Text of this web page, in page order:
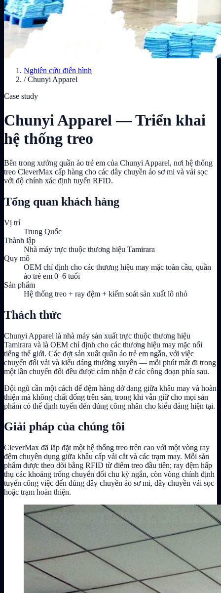
Nghiên cứu điển hình
/ Chunyi Apparel
Case study
Chunyi Apparel — Triển khai
hệ thống treo
Bên trong xưởng quần áo trẻ em của Chunyi Apparel, nơi hệ thống
treo CleverMax cấp hàng cho các dây chuyền áo sơ mi và vải sọc
với độ chính xác định tuyến RFID.
Tổng quan khách hàng
Vị trí
Trung Quốc
Thành lập
Nhà máy trực thuộc thương hiệu Tamirara
Quy mô
OEM chỉ định cho các thương hiệu may mặc toàn cầu, quần
áo trẻ em 0–6 tuổi
Sản phẩm
Hệ thống treo + ray đệm + kiểm soát sản xuất lô nhỏ
Thách thức
Chunyi Apparel là nhà máy sản xuất trực thuộc thương hiệu
Tamirara và là OEM chỉ định cho các thương hiệu may mặc nổi
tiếng thế giới. Các đợt sản xuất quần áo trẻ em ngắn, với việc
chuyển đổi vải và kiểu dáng thường xuyên — mỗi phút mất đi trong
một lần chuyển đổi đều được cảm nhận ở các công đoạn phía sau.
Đội ngũ cần một cách để đệm hàng dở dang giữa khâu may và hoàn
thiện mà không chất đống trên sàn, trong khi vẫn giữ cho mọi sản
phẩm có thể định tuyến đến đúng công nhân cho kiểu dáng hiện tại.
Giải pháp của chúng tôi
CleverMax đã lắp đặt một hệ thống treo trên cao với một vòng ray
đệm chuyên dụng giữa khâu cấp vải cắt và các trạm may. Mỗi sản
phẩm được theo dõi bằng RFID từ điểm treo đầu tiên; ray đệm hấp
thụ các khoảng trống chuyển đổi chu kỳ ngắn, còn vòng chính định
tuyến công việc đến đúng dây chuyền áo sơ mi, dây chuyền vải sọc
hoặc trạm hoàn thiện.